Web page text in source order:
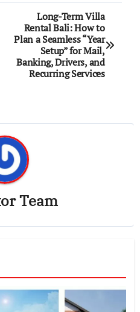
Long-Term Villa
Rental Bali: How to
Plan a Seamless “Year
Setup” for Mail,
Banking, Drivers, and
Recurring Services
Team